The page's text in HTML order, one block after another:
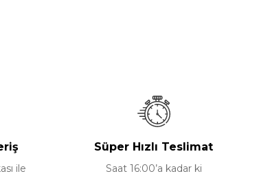
ile
Süper Hızlı Teslimat
Saat 16:00’a kadar ki